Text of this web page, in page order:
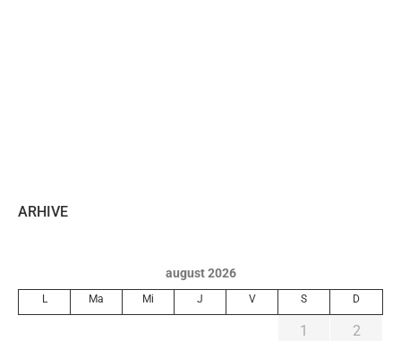
ARHIVE
august 2026
L Ma Mi J V S D
1
2